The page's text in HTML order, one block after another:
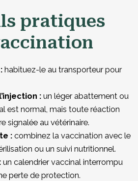
pratiques
habituez-le au transporteur pour
:un léger abattement ou
est normal, mais toute réaction
signalée au vétérinaire.
:combinez la vaccination avec le
ou un suivi nutritionnel.
un calendrier vaccinal interrompu
perte de protection.